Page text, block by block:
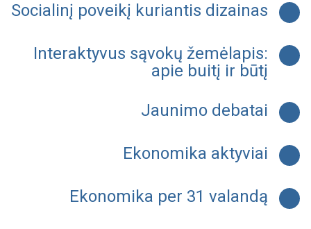
Socialinį poveikį kuriantis dizainas
Interaktyvus sąvokų žemėlapis:
apie buitį ir būtį
Jaunimo debatai
Ekonomika aktyviai
Ekonomika per 31 valandą